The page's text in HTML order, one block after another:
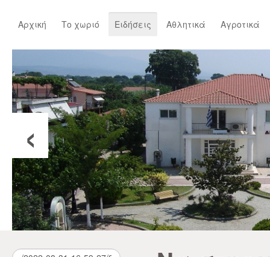
Αρχική Το χωριό Ειδήσεις Αθλητικά Αγροτικά
‹